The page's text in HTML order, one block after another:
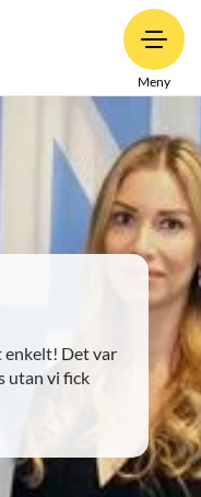
Meny
enkelt! Det var
utan vi fick